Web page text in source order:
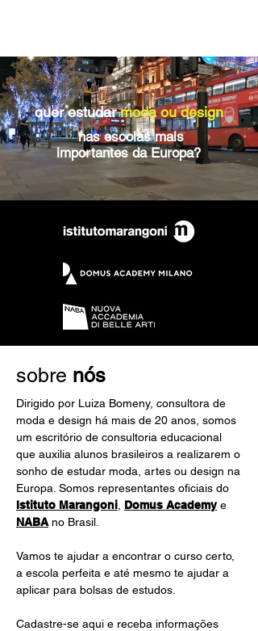
quer estudar modaou design
nas escolas mais
importantes da Europa?
sobre nós
Dirigido por Luiza Bomeny, consultora de
moda e design há mais de 20 anos, somos
um escritório de consultoria educacional
que auxilia alunos brasileiros a realizarem o
sonho de estudar moda, artes ou design na
Europa. Somos representantes oficiais do
Istituto Marangoni Domus Academy e
NABA no Brasil.
Vamos te ajudar a encontrar o curso certo,
a escola perfeita e até mesmo te ajudar a
aplicar para bolsas de estudos.
Cadastre-se aqui e receba informações